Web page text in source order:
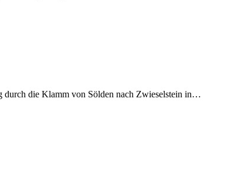
durch die Klamm von Sölden nach Zwieselstein in…